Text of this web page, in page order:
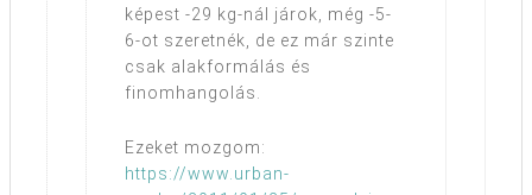
képest -29 kg-nál járok, még -5-
6-ot szeretnék, de ez már szinte
csak alakformálás és
finomhangolás.
Ezeket mozgom:
https://www.urban-